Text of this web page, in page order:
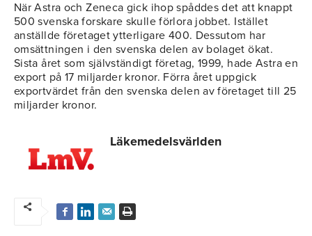
När Astra och Zeneca gick ihop spåddes det att knappt
500 svenska forskare skulle förlora jobbet. Istället
anställde företaget ytterligare 400. Dessutom har
omsättningen i den svenska delen av bolaget ökat.
Sista året som självständigt företag, 1999, hade Astra en
export på 17 miljarder kronor. Förra året uppgick
exportvärdet från den svenska delen av företaget till 25
miljarder kronor.
Läkemedelsvärlden